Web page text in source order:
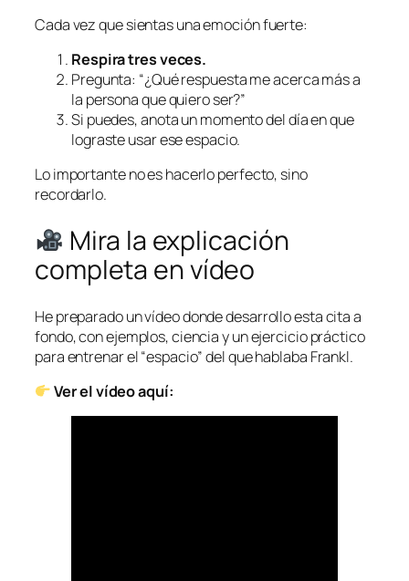
Cada vez que sientas una emoción fuerte:
Respira tres veces.
Pregunta: “¿Qué respuesta me acerca más a
la persona que quiero ser?”
Si puedes, anota un momento del día en que
lograste usar ese espacio.
Lo importante no es hacerlo perfecto, sino
recordarlo.
Mira la explicación
completa en vídeo
He preparado un vídeo donde desarrollo esta cita a
fondo, con ejemplos, ciencia y un ejercicio práctico
para entrenar el “espacio” del que hablaba Frankl.
Ver el vídeo aquí: